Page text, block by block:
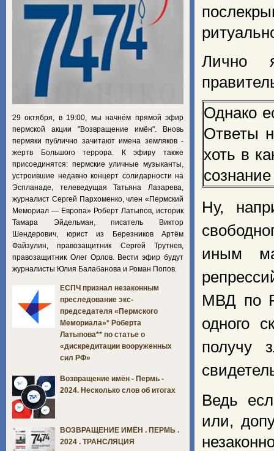
Лично
Однако
Ответы
хоть в
Ну,
иным
МВД по
одного
получу
Ведь
или,
29 октября, в 19:00, мы начнём прямой эфир
пермской акции "Возвращение имён". Вновь
пермяки публично зачитают имена земляков -
жертв Большого террора. К эфиру также
присоединятся: пермские уличные музыканты,
устроившие недавно концерт солидарности на
Эспланаде, телеведущая Татьяна Лазарева,
журналист Сергей Пархоменко, член «Пермский
Мемориал — Европа» Роберт Латыпов, историк
Тамара Эйдельман, писатель Виктор
Шендерович, юрист из Березников Артём
Файзулин, правозащитник Сергей Трутнев,
правозащитник Олег Орлов. Вести эфир будут
журналисты Юлия Балабанова и Роман Попов.
ЕСПЧ признал незаконным
преследование экс-
председателя «Пермского
Мемориала»* Роберта
Латыпова** по статье о
«дискредитации вооруженных
сил РФ»
Возвращение имён - Пермь -
2024. Несколько слов об итогах
ВОЗВРАЩЕНИЕ ИМЁН . ПЕРМЬ .
2024 . ТРАНСЛЯЦИЯ